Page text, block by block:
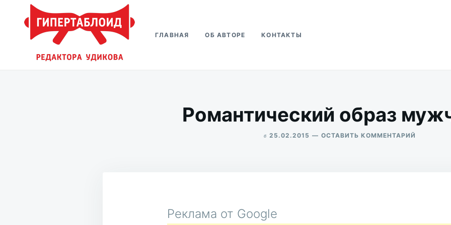
Перейти
содержимому
ГЛАВНАЯ ОБ АВТОРЕ КОНТАКТЫ
Романтический образ
в 25.02.2015 ОСТАВИТЬ КОММЕНТАРИЙ
Реклама от Google